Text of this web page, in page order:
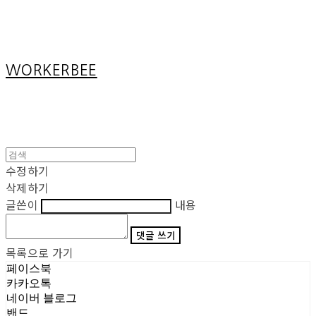
WORKERBEE
수정하기
삭제하기
글쓴이
내용
댓글 쓰기
목록으로 가기
페이스북
카카오톡
네이버 블로그
밴드